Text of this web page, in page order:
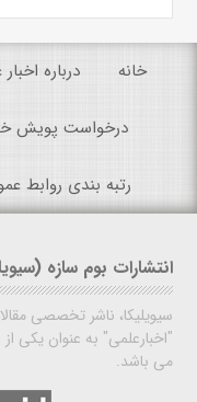
خانه درباره
درخواست پویش
رتبه بندی روابط
انتشارات بوم سازه
سیویلیکا، ناشر تخصصی
"اخبارعلمی" به عنوان یکی
می باشد.